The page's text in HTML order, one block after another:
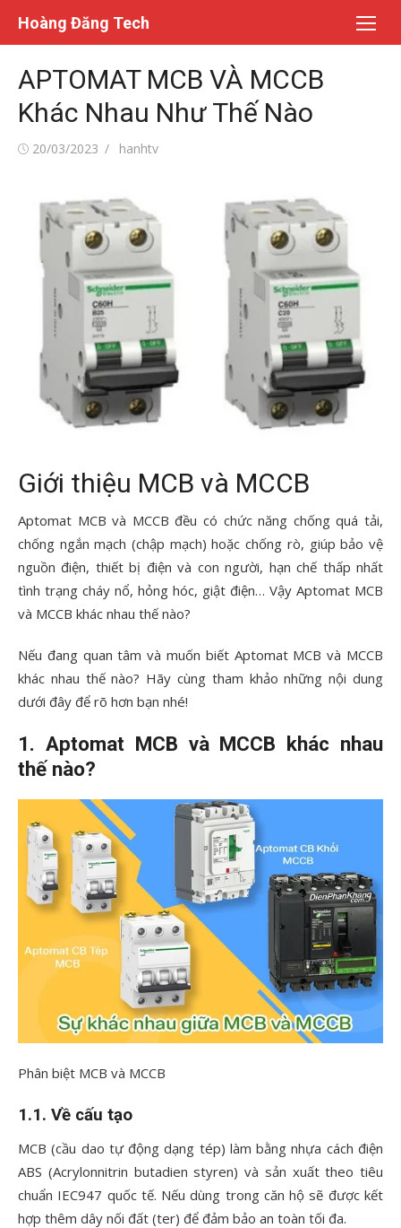
dung
Hoàng Đăng Tech
APTOMAT MCB VÀ MCCB
Khác Nhau Như Thế Nào
Đăng20/03/2023
Tác
hanhtv
Giới thiệu MCB và MCCB
Aptomat MCB và MCCB đều có chức năng chống quá tải,
chống ngắn mạch (chập mạch) hoặc chống rò, giúp bảo vệ
nguồn điện, thiết bị điện và con người, hạn chế thấp nhất
tình trạng cháy nổ, hỏng hóc, giật điện… Vậy Aptomat MCB
và MCCB khác nhau thế nào?
Nếu đang quan tâm và muốn biết Aptomat MCB và MCCB
khác nhau thế nào? Hãy cùng tham khảo những nội dung
dưới đây để rõ hơn bạn nhé!
1. Aptomat MCB và MCCB khác nhau
thế nào?
Phân biệt MCB và MCCB
1.1. Về cấu tạo
MCB (cầu dao tự động dạng tép) làm bằng nhựa cách điện
ABS (Acrylonnitrin butadien styren) và sản xuất theo tiêu
chuẩn IEC947 quốc tế. Nếu dùng trong căn hộ sẽ được kết
hợp thêm dây nối đất (ter) để đảm bảo an toàn tối đa.